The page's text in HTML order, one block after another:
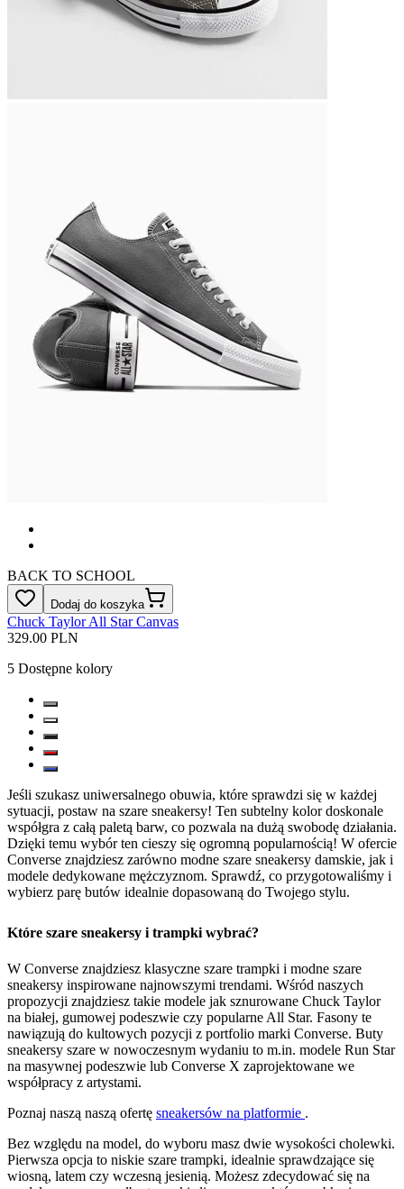
BACK TO SCHOOL
Dodaj do koszyka
Chuck Taylor All Star Canvas
329.00 PLN
5 Dostępne kolory
Jeśli szukasz uniwersalnego obuwia, które sprawdzi się w każdej
sytuacji, postaw na szare sneakersy! Ten subtelny kolor doskonale
współgra z całą paletą barw, co pozwala na dużą swobodę działania.
Dzięki temu wybór ten cieszy się ogromną popularnością! W ofercie
Converse znajdziesz zarówno modne szare sneakersy damskie, jak i
modele dedykowane mężczyznom. Sprawdź, co przygotowaliśmy i
wybierz parę butów idealnie dopasowaną do Twojego stylu.
Które szare sneakersy i trampki wybrać?
W Converse znajdziesz klasyczne szare trampki i modne szare
sneakersy inspirowane najnowszymi trendami. Wśród naszych
propozycji znajdziesz takie modele jak sznurowane Chuck Taylor
na białej, gumowej podeszwie czy popularne All Star. Fasony te
nawiązują do kultowych pozycji z portfolio marki Converse. Buty
sneakersy szare w nowoczesnym wydaniu to m.in. modele Run Star
na masywnej podeszwie lub Converse X zaprojektowane we
współpracy z artystami.
Poznaj naszą naszą ofertę sneakersów na platformie .
Bez względu na model, do wyboru masz dwie wysokości cholewki.
Pierwsza opcja to niskie szare trampki, idealnie sprawdzające się
wiosną, latem czy wczesną jesienią. Możesz zdecydować się na